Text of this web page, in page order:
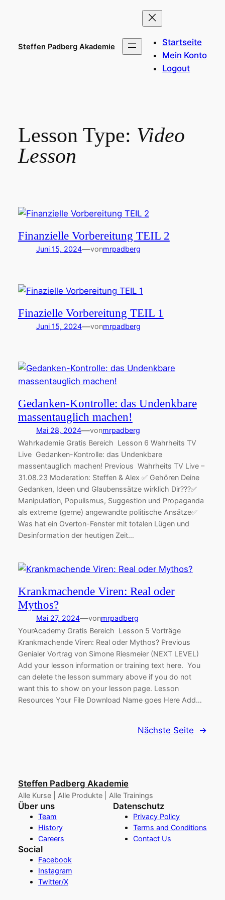
Steffen Padberg Akademie
Startseite
Mein Konto
Logout
Lesson Type: Video
Lesson
Finanzielle Vorbereitung TEIL 2
Juni 15, 2024—vonmrpadberg
Finazielle Vorbereitung TEIL 1
Juni 15, 2024—vonmrpadberg
Gedanken-Kontrolle: das Undenkbare
massentauglich machen!
Mai 28, 2024—vonmrpadberg
Wahrkademie Gratis Bereich Lesson 6 Wahrheits TV
Live Gedanken-Kontrolle: das Undenkbare
massentauglich machen! Previous Wahrheits TV Live –
31.08.23 Moderation: Steffen & Alex ✅ Gehören Deine
Gedanken, Ideen und Glaubenssätze wirklich Dir???✅
Manipulation, Populismus, Suggestion und Propaganda
als extreme (gerne) angewandte politische Ansätze✅
Was hat ein Overton-Fenster mit totalen Lügen und
Desinformation der heutigen Zeit…
Krankmachende Viren: Real oder
Mythos?
Mai 27, 2024—vonmrpadberg
YourAcademy Gratis Bereich Lesson 5 Vorträge
Krankmachende Viren: Real oder Mythos? Previous
Genialer Vortrag von Simone Riesmeier (NEXT LEVEL)
Add your lesson information or training text here. You
can delete the lesson summary above if you do not
want this to show on your lesson page. Lesson
Resources Your File Download Name goes Here Add…
Nächste Seite →
Steffen Padberg Akademie
Alle Kurse | Alle Produkte | Alle Trainings
Über uns
Team
History
Careers
Datenschutz
Privacy Policy
Terms and Conditions
Contact Us
Social
Facebook
Instagram
Twitter/X